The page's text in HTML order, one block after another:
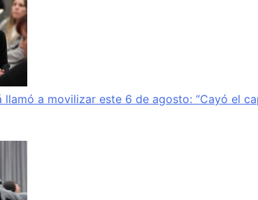
llamó a movilizar este 6 de agosto: “Cayó el